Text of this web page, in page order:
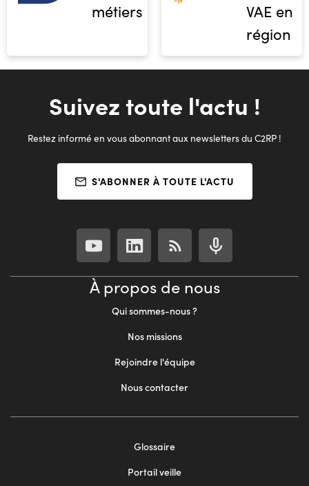
métiers
VAE en
région
Suivez toute l'actu !
Restez informé en vous abonnant aux newsletters du C2RP !
S'ABONNER À TOUTE L'ACTU
À propos de nous
Qui sommes-nous ?
Nos missions
Rejoindre l'équipe
Nous contacter
Glossaire
Portail veille